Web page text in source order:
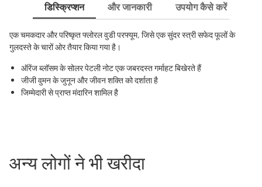
डिस्क्रिप्शन और जानकारी उपयोग कैसे करें
एक चमकदार और परिष्कृत फ्लोरल वुडी परफ्यूम, जिसे एक सुंदर स्त्री सफेद फूलों के
गुलदस्ते के चारों ओर तैयार किया गया है।
ऑरेंज ब्लॉसम के सोलर पेटली नोट एक जबरदस्त गर्माहट बिखेरते हैं
जीजी वुमन के जुनून और जीवन शक्ति को दर्शाता है
जिम्मेदारी से प्राप्त मंदारिन शामिल है
अन्य लोगों ने भी खरीदा